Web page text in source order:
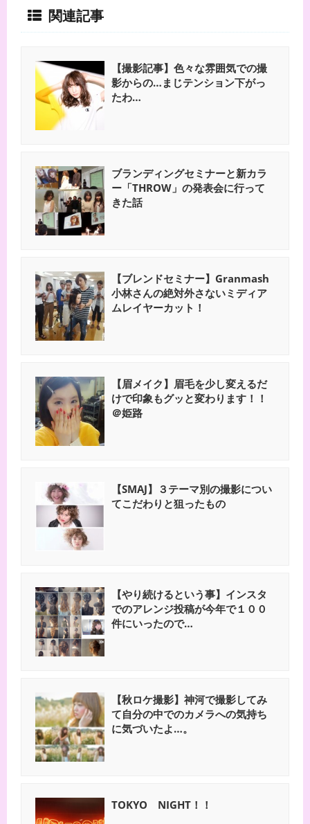
関連記事
【撮影記事】色々な雰囲気での撮
影からの…まじテンション下がっ
たわ…
ブランディングセミナーと新カラ
ー「THROW」の発表会に行って
きた話
【ブレンドセミナー】Granmash
小林さんの絶対外さないミディア
ムレイヤーカット！
【眉メイク】眉毛を少し変えるだ
けで印象もグッと変わります！！
＠姫路
【SMAJ】３テーマ別の撮影につい
てこだわりと狙ったもの
【やり続けるという事】インスタ
でのアレンジ投稿が今年で１００
件にいったので…
【秋ロケ撮影】神河で撮影してみ
て自分の中でのカメラへの気持ち
に気づいたよ…。
TOKYO NIGHT！！